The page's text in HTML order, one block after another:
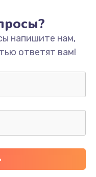
напишите нам,
ответят вам!